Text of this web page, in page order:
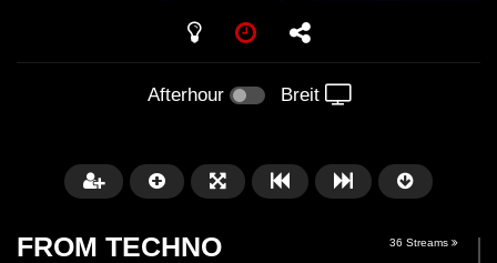
Afterhour Breit
FROM TECHNO
36 Streams